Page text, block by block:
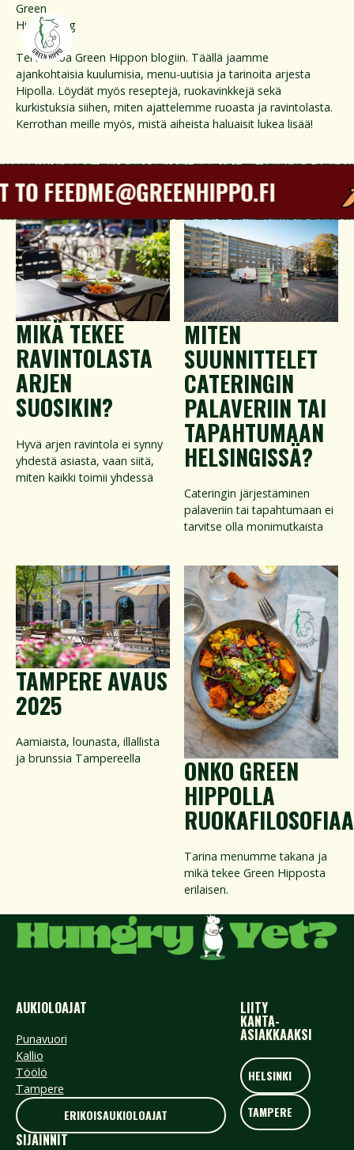
Green
Hippo Blog
Tervetuloa Green Hippon blogiin. Täällä jaamme
ajankohtaisia kuulumisia, menu-uutisia ja tarinoita arjesta
Hipolla. Löydät myös reseptejä, ruokavinkkejä sekä
kurkistuksia siihen, miten ajattelemme ruoasta ja ravintolasta.
Kerrothan meille myös, mistä aiheista haluaisit lukea lisää!
FEEDME@GREENHIPPO.FI
MIKÄ TEKEE
RAVINTOLASTA
ARJEN
SUOSIKIN?
Hyvä arjen ravintola ei synny
yhdestä asiasta, vaan siitä,
miten kaikki toimii yhdessä
MITEN
SUUNNITTELET
CATERINGIN
PALAVERIIN TAI
TAPAHTUMAAN
HELSINGISSÄ?
Cateringin järjestäminen
palaveriin tai tapahtumaan ei
tarvitse olla monimutkaista
TAMPERE AVAUS
2025
Aamiaista, lounasta, illallista
ja brunssia Tampereella
ONKO GREEN
HIPPOLLA
Tarina menumme takana ja
mikä tekee Green Hipposta
erilaisen.
AUKIOLOAJAT
Punavuori
Kallio
Töölö
Tampere
ERIKOISAUKIOLOAJAT
ERIKOISAUKIOLOAJAT
SIJAINNIT
LIITY
KANTA-
ASIAKKAAKSI
HELSINKI
HELSINKI
TAMPERE
TAMPERE